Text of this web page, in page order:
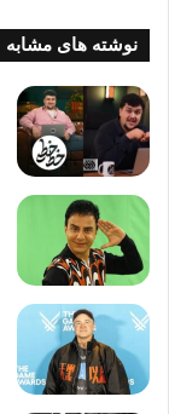
نوشته های مشابه